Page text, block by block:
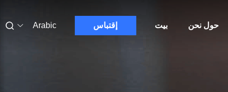
بيت حول نحن إقتباس Arabic